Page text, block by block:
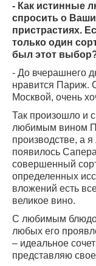
- Как истинные
спросить о
пристрастиях.
только один
был этот
- До вчерашнего
нравится Париж.
Москвой, очень
Так произошло и
любимым вином
производстве, а
появилось
совершенный
определенных
вложений есть
великое вино.
С любимым
любых его
– идеальное
представляю